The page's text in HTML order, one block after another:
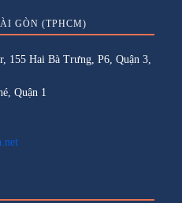
GÒN (TPHCM)
155 Hai Bà Trưng, P6, Quận 3,
Quận 1